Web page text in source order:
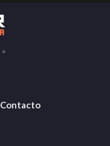
Contacto